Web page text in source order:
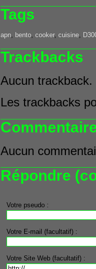
Tags
apn, bento, cooker, cuisine,
Trackbacks
Aucun trackback.
Les trackbacks
Aucun
Répondre
Votre pseudo :
Votre E-mail (facultatif) :
Votre Site Web (facultatif) :